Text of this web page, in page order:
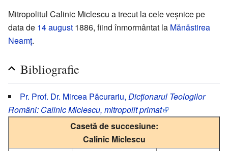
Mitropolitul Calinic Miclescu a trecut la cele veșnice pe
data de 14 august 1886, fiind înmormântat la Mănăstirea
Neamț.
Bibliografie
Pr. Prof. Dr. Mircea Păcurariu, Dicționarul Teologilor
Români: Calinic Miclescu, mitropolit primat
Casetă de succesiune:
Calinic Miclescu